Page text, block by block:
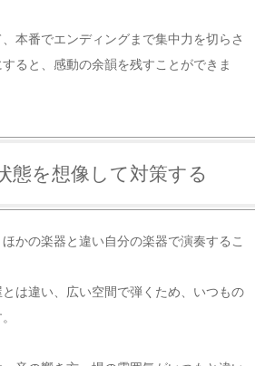
本番でエンディングまで集中力を切らさ
ると、感動の余韻を残すことができま
態を想像して対策する
かの楽器と違い自分の楽器で演奏するこ
は違い、広い空間で弾くため、いつもの